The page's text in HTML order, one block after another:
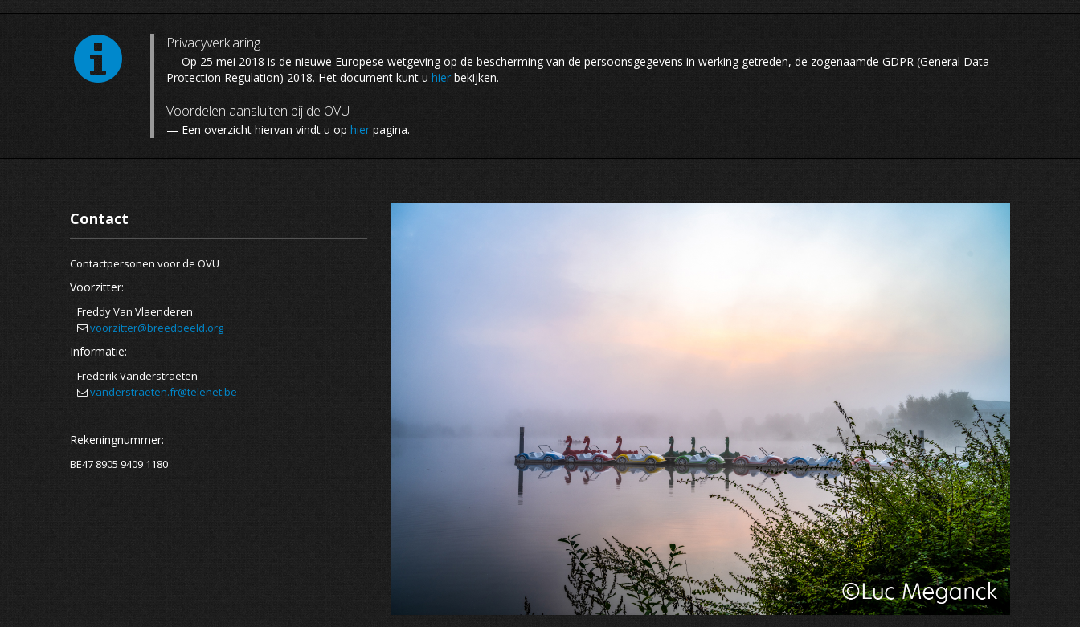
Privacyverklaring
— Op 25 mei 2018 is de nieuwe Europese wetgeving op de bescherming van de persoonsgegevens in werking getreden, de zogenaamde GDPR (General Data
Protection Regulation) 2018. Het document kunt u hier bekijken.
Voordelen aansluiten bij de OVU
— Een overzicht hiervan vindt u op hier pagina.
Contact
Contactpersonen voor de OVU
Voorzitter:
Freddy Van Vlaenderen
voorzitter@breedbeeld.org
Informatie:
Frederik Vanderstraeten
vanderstraeten.fr@telenet.be
Rekeningnummer:
BE47 8905 9409 1180